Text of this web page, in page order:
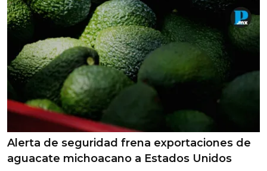
Alerta de seguridad frena exportaciones de
aguacate michoacano a Estados Unidos